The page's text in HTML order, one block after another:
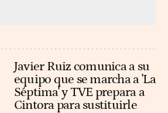
Javier Ruiz comunica a su
equipo que se marcha a 'La
Séptima' y TVE prepara a
Cintora para sustituirle